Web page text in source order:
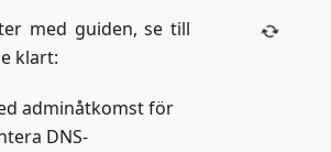
med guiden, se till
klart:
adminåtkomst för
DNS-